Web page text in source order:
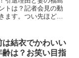
トは？記者会見の動
ます。つい先ほど、
ようなことを感じて
ドキドキ...
結衣でかわいい
齢は？お笑い目指